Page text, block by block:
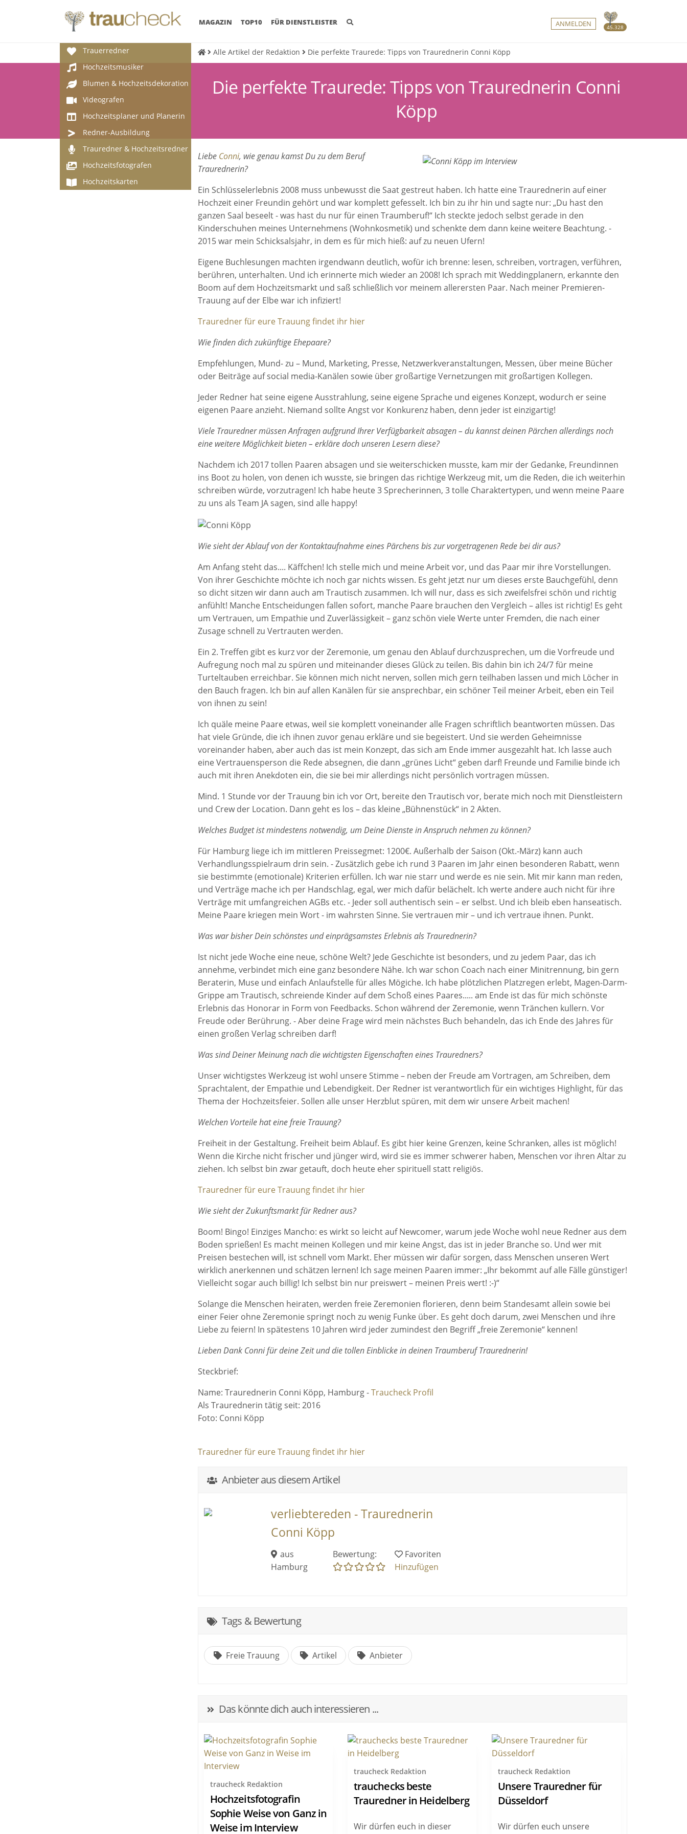
45.328
MAGAZIN (CURRENT)
TOP10 FÜR DIENSTLEISTER ANMELDEN
Trauerredner
Hochzeitsmusiker
Blumen & Hochzeitsdekoration
Videografen
Hochzeitsplaner und Planerin
Redner-Ausbildung
Trauredner & Hochzeitsredner
Hochzeitsfotografen
Hochzeitskarten
Alle Artikel der Redaktion Die perfekte Traurede: Tipps von Traurednerin Conni Köpp
Die perfekte Traurede: Tipps von Traurednerin Conni
Köpp
Liebe Conni, wie genau kamst Du zu dem Beruf
Traurednerin?
Ein Schlüsselerlebnis 2008 muss unbewusst die Saat gestreut haben. Ich hatte eine Traurednerin auf einer
Hochzeit einer Freundin gehört und war komplett gefesselt. Ich bin zu ihr hin und sagte nur: „Du hast den
ganzen Saal beseelt - was hast du nur für einen Traumberuf!“ Ich steckte jedoch selbst gerade in den
Kinderschuhen meines Unternehmens (Wohnkosmetik) und schenkte dem dann keine weitere Beachtung. -
2015 war mein Schicksalsjahr, in dem es für mich hieß: auf zu neuen Ufern!
Eigene Buchlesungen machten irgendwann deutlich, wofür ich brenne: lesen, schreiben, vortragen, verführen,
berühren, unterhalten. Und ich erinnerte mich wieder an 2008! Ich sprach mit Weddingplanern, erkannte den
Boom auf dem Hochzeitsmarkt und saß schließlich vor meinem allerersten Paar. Nach meiner Premieren-
Trauung auf der Elbe war ich infiziert!
Trauredner für eure Trauung findet ihr hier
Wie finden dich zukünftige Ehepaare?
Empfehlungen, Mund- zu – Mund, Marketing, Presse, Netzwerkveranstaltungen, Messen, über meine Bücher
oder Beiträge auf social media-Kanälen sowie über großartige Vernetzungen mit großartigen Kollegen.
Jeder Redner hat seine eigene Ausstrahlung, seine eigene Sprache und eigenes Konzept, wodurch er seine
eigenen Paare anzieht. Niemand sollte Angst vor Konkurenz haben, denn jeder ist einzigartig!
Viele Trauredner müssen Anfragen aufgrund Ihrer Verfügbarkeit absagen – du kannst deinen Pärchen allerdings noch
eine weitere Möglichkeit bieten – erkläre doch unseren Lesern diese?
Nachdem ich 2017 tollen Paaren absagen und sie weiterschicken musste, kam mir der Gedanke, Freundinnen
ins Boot zu holen, von denen ich wusste, sie bringen das richtige Werkzeug mit, um die Reden, die ich weiterhin
schreiben würde, vorzutragen! Ich habe heute 3 Sprecherinnen, 3 tolle Charaktertypen, und wenn meine Paare
zu uns als Team JA sagen, sind alle happy!
Wie sieht der Ablauf von der Kontaktaufnahme eines Pärchens bis zur vorgetragenen Rede bei dir aus?
Am Anfang steht das.... Käffchen! Ich stelle mich und meine Arbeit vor, und das Paar mir ihre Vorstellungen.
Von ihrer Geschichte möchte ich noch gar nichts wissen. Es geht jetzt nur um dieses erste Bauchgefühl, denn
so dicht sitzen wir dann auch am Trautisch zusammen. Ich will nur, dass es sich zweifelsfrei schön und richtig
anfühlt! Manche Entscheidungen fallen sofort, manche Paare brauchen den Vergleich – alles ist richtig! Es geht
um Vertrauen, um Empathie und Zuverlässigkeit – ganz schön viele Werte unter Fremden, die nach einer
Zusage schnell zu Vertrauten werden.
Ein 2. Treffen gibt es kurz vor der Zeremonie, um genau den Ablauf durchzusprechen, um die Vorfreude und
Aufregung noch mal zu spüren und miteinander dieses Glück zu teilen. Bis dahin bin ich 24/7 für meine
Turteltauben erreichbar. Sie können mich nicht nerven, sollen mich gern teilhaben lassen und mich Löcher in
den Bauch fragen. Ich bin auf allen Kanälen für sie ansprechbar, ein schöner Teil meiner Arbeit, eben ein Teil
von ihnen zu sein!
Ich quäle meine Paare etwas, weil sie komplett voneinander alle Fragen schriftlich beantworten müssen. Das
hat viele Gründe, die ich ihnen zuvor genau erkläre und sie begeistert. Und sie werden Geheimnisse
voreinander haben, aber auch das ist mein Konzept, das sich am Ende immer ausgezahlt hat. Ich lasse auch
eine Vertrauensperson die Rede absegnen, die dann „grünes Licht“ geben darf! Freunde und Familie binde ich
auch mit ihren Anekdoten ein, die sie bei mir allerdings nicht persönlich vortragen müssen.
Mind. 1 Stunde vor der Trauung bin ich vor Ort, bereite den Trautisch vor, berate mich noch mit Dienstleistern
und Crew der Location. Dann geht es los – das kleine „Bühnenstück“ in 2 Akten.
Welches Budget ist mindestens notwendig, um Deine Dienste in Anspruch nehmen zu können?
Für Hamburg liege ich im mittleren Preissegmet: 1200€. Außerhalb der Saison (Okt.-März) kann auch
Verhandlungsspielraum drin sein. - Zusätzlich gebe ich rund 3 Paaren im Jahr einen besonderen Rabatt, wenn
sie bestimmte (emotionale) Kriterien erfüllen. Ich war nie starr und werde es nie sein. Mit mir kann man reden,
und Verträge mache ich per Handschlag, egal, wer mich dafür belächelt. Ich werte andere auch nicht für ihre
Verträge mit umfangreichen AGBs etc. - Jeder soll authentisch sein – er selbst. Und ich bleib eben hanseatisch.
Meine Paare kriegen mein Wort - im wahrsten Sinne. Sie vertrauen mir – und ich vertraue ihnen. Punkt.
Was war bisher Dein schönstes und einprägsamstes Erlebnis als Traurednerin?
Ist nicht jede Woche eine neue, schöne Welt? Jede Geschichte ist besonders, und zu jedem Paar, das ich
annehme, verbindet mich eine ganz besondere Nähe. Ich war schon Coach nach einer Minitrennung, bin gern
Beraterin, Muse und einfach Anlaufstelle für alles Mögiche. Ich habe plötzlichen Platzregen erlebt, Magen-Darm-
Grippe am Trautisch, schreiende Kinder auf dem Schoß eines Paares..... am Ende ist das für mich schönste
Erlebnis das Honorar in Form von Feedbacks. Schon während der Zeremonie, wenn Tränchen kullern. Vor
Freude oder Berührung. - Aber deine Frage wird mein nächstes Buch behandeln, das ich Ende des Jahres für
einen großen Verlag schreiben darf!
Was sind Deiner Meinung nach die wichtigsten Eigenschaften eines Trauredners?
Unser wichtigstes Werkzeug ist wohl unsere Stimme – neben der Freude am Vortragen, am Schreiben, dem
Sprachtalent, der Empathie und Lebendigkeit. Der Redner ist verantwortlich für ein wichtiges Highlight, für das
Thema der Hochzeitsfeier. Sollen alle unser Herzblut spüren, mit dem wir unsere Arbeit machen!
Welchen Vorteile hat eine freie Trauung?
Freiheit in der Gestaltung. Freiheit beim Ablauf. Es gibt hier keine Grenzen, keine Schranken, alles ist möglich!
Wenn die Kirche nicht frischer und jünger wird, wird sie es immer schwerer haben, Menschen vor ihren Altar zu
ziehen. Ich selbst bin zwar getauft, doch heute eher spirituell statt religiös.
Trauredner für eure Trauung findet ihr hier
Wie sieht der Zukunftsmarkt für Redner aus?
Boom! Bingo! Einziges Mancho: es wirkt so leicht auf Newcomer, warum jede Woche wohl neue Redner aus dem
Boden sprießen! Es macht meinen Kollegen und mir keine Angst, das ist in jeder Branche so. Und wer mit
Preisen bestechen will, ist schnell vom Markt. Eher müssen wir dafür sorgen, dass Menschen unseren Wert
wirklich anerkennen und schätzen lernen! Ich sage meinen Paaren immer: „Ihr bekommt auf alle Fälle günstiger!
Vielleicht sogar auch billig! Ich selbst bin nur preiswert – meinen Preis wert! :-)“
Solange die Menschen heiraten, werden freie Zeremonien florieren, denn beim Standesamt allein sowie bei
einer Feier ohne Zeremonie springt noch zu wenig Funke über. Es geht doch darum, zwei Menschen und ihre
Liebe zu feiern! In spätestens 10 Jahren wird jeder zumindest den Begriff „freie Zeremonie“ kennen!
Lieben Dank Conni für deine Zeit und die tollen Einblicke in deinen Traumberuf Traurednerin!
Steckbrief:
Name: Traurednerin Conni Köpp, Hamburg -Traucheck Profil
Als Traurednerin tätig seit: 2016
Foto: Conni Köpp
Trauredner für eure Trauung findet ihr hier
Anbieter aus diesem Artikel
verliebtereden - Traurednerin
Conni Köpp
aus
Hamburg
Bewertung:
Favoriten
Hinzufügen
Tags & Bewertung
Freie Trauung Artikel Anbieter
Das könnte dich auch interessieren ...
traucheck Redaktion
Hochzeitsfotografin
Sophie Weise von Ganz in
Weise im Interview
traucheck Redaktion
trauchecks beste
Trauredner in Heidelberg
Wir dürfen euch in dieser
traucheck Redaktion
Unsere Trauredner für
Düsseldorf
Wir dürfen euch unsere